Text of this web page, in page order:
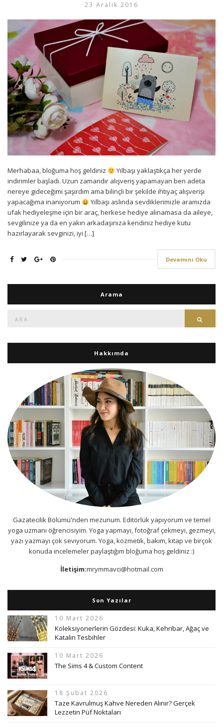
23 Aralık 2016
Merhabaa, bloğuma hoş geldiniz
Yılbaşı yaklaştıkça her yerde
indirimler başladı. Uzun zamandır alışveriş yapamayan ben adeta
nereye gideceğimi şaşırdım ama bilinçli bir şekilde ihtiyaç alışverişi
yapacağıma inanıyorum
Yılbaşı aslında sevdiklerimizle aramızda
ufak hediyeleşme için bir araç, herkese hediye alınamasa da aileye,
sevgilinize ya da en yakın arkadaşınıza kendiniz hediye kutu
hazırlayarak sevginizi, iyi […]
Devamını Oku
Arama
Hakkımda
Gazatecilik Bölümü'nden mezunum. Editörlük yapıyorum ve temel
yoga uzmanı öğrencisiyim. Yoga yapmayı, fotoğraf çekmeyi, gezmeyi,
yazı yazmayı çok seviyorum. Yoga, kozmetik, bakım, kitap ve birçok
konuda incelemeler paylaştığım bloğuma hoş geldiniz :)
İletişim:mrymmavci@hotmail.com
Son Yazılar
10 Mart 2026
Koleksiyonerlerin Gözdesi: Kuka, Kehribar, Ağaç ve
Katalin Tesbihler
10 Mart 2026
The Sims 4 & Custom Content
18 Şubat 2026
Taze Kavrulmuş Kahve Nereden Alınır? Gerçek
Lezzetin Püf Noktaları